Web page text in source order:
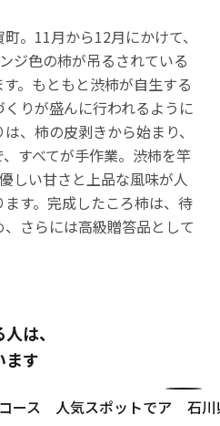
。11月から12月にかけて、
ジ色の柿が吊るされている
。もともと渋柿が自生する
りが盛んに行われるように
、柿の皮剥きから始まり、
すべてが手作業。渋柿を竿
しい甘さと上品な風味が人
す。完成したころ柿は、待
さらには高級贈答品として
は、
ます
ース 人気スポットでア
石